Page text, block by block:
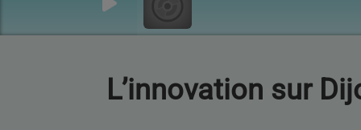
L’innovation sur